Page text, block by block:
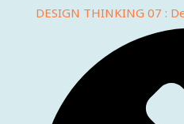
DESIGN THINKING 07 :